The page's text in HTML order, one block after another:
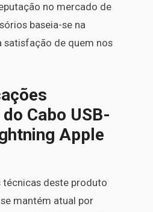
no mercado de
baseia-se na
satisfação de quem nos
Cabo USB-
Apple
deste produto
mantém atual por